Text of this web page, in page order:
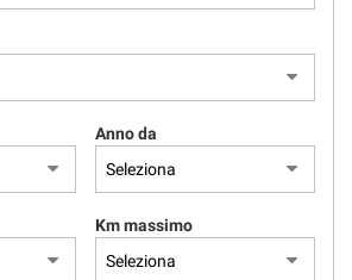
Anno da
Km massimo